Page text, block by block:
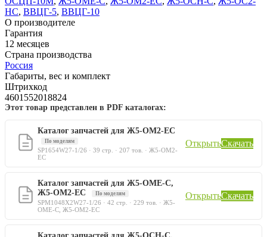
НС, ВВЦГ-5, ВВЦГ-10
О производителе
Гарантия
12 месяцев
Страна производства
Россия
Габариты, вес и комплект
Штрихкод
4601552018824
Этот товар представлен в PDF каталогах:
Каталог запчастей для Ж5-ОМ2-ЕС
По моделям
SP1654W27-1/26 · 39 стр. · 207 тов. · Ж5-ОМ2-
ЕС
ОткрытьСкачать
Каталог запчастей для Ж5-ОМЕ-С,
Ж5-ОМ2-ЕС
По моделям
SPM1048X2W27-1/26 · 42 стр. · 229 тов. · Ж5-
ОМЕ-С, Ж5-ОМ2-ЕС
ОткрытьСкачать